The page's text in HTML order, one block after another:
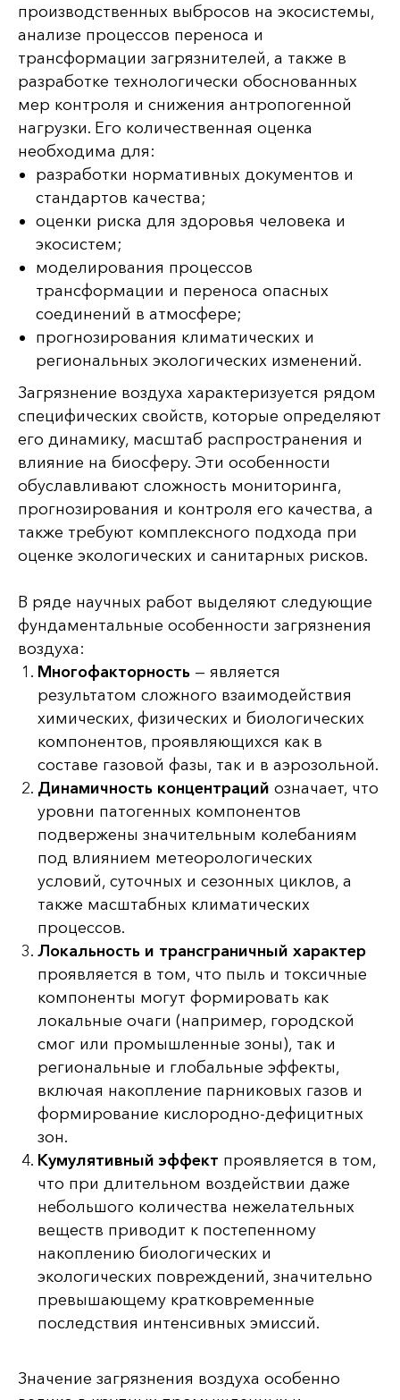
производственных выбросов на экосистемы,
анализе процессов переноса и
трансформации загрязнителей, а также в
разработке технологически обоснованных
мер контроля и снижения антропогенной
нагрузки. Его количественная оценка
необходима для:
разработки нормативных документов и
стандартов качества;
оценки риска для здоровья человека и
экосистем;
моделирования процессов
трансформации и переноса опасных
соединений в атмосфере;
прогнозирования климатических и
региональных экологических изменений.
Загрязнение воздуха характеризуется рядом
специфических свойств, которые определяют
его динамику, масштаб распространения и
влияние на биосферу. Эти особенности
обуславливают сложность мониторинга,
прогнозирования и контроля его качества, а
также требуют комплексного подхода при
оценке экологических и санитарных рисков.
В ряде научных работ выделяют следующие
фундаментальные особенности загрязнения
воздуха:
Многофакторность — является
результатом сложного взаимодействия
химических, физических и биологических
компонентов, проявляющихся как в
составе газовой фазы, так и в аэрозольной.
Динамичность концентраций означает, что
уровни патогенных компонентов
подвержены значительным колебаниям
под влиянием метеорологических
условий, суточных и сезонных циклов, а
также масштабных климатических
процессов.
Локальность и трансграничный характер
проявляется в том, что пыль и токсичные
компоненты могут формировать как
локальные очаги (например, городской
смог или промышленные зоны), так и
региональные и глобальные эффекты,
включая накопление парниковых газов и
формирование кислородно-дефицитных
зон.
Кумулятивный эффект проявляется в том,
что при длительном воздействии даже
небольшого количества нежелательных
веществ приводит к постепенному
накоплению биологических и
экологических повреждений, значительно
превышающему кратковременные
последствия интенсивных эмиссий.
Значение загрязнения воздуха особенно